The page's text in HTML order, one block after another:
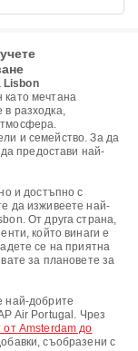
Lisbon
мечтана
разходка,
и семейство. За да
предостави най-
и достъпно с
да изживеете най-
От друга страна,
който винаги е
се на приятна
за плановете за
най-добрите
Air Portugal. Чрез
от Amsterdam до
съобразени с